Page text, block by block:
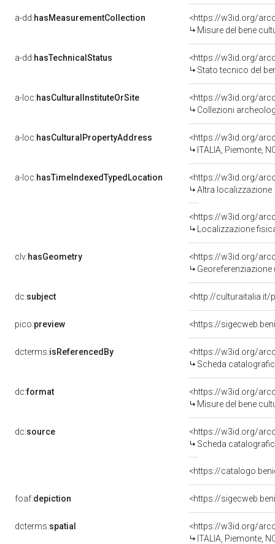
a-dd:hasMeasurementCollection
<https://w3id.org/
Misure del bene
a-dd:hasTechnicalStatus
<https://w3id.org/
Stato tecnico del
a-loc:hasCulturalInstituteOrSite
<https://w3id.org/
Collezioni
a-loc:hasCulturalPropertyAddress
<https://w3id.org/
ITALIA, Piemonte,
a-loc:hasTimeIndexedTypedLocation
<https://w3id.org/
Altra localizzazione
<https://w3id.org/
Localizzazione
clv:hasGeometry
<https://w3id.org/
dc:subject <http://culturaitalia.it/
pico:preview <https://
dcterms:isReferencedBy
<https://w3id.org/
Scheda
dc:format
<https://w3id.org/
Misure del bene
dc:source
<https://w3id.org/
Scheda
<https://
foaf:depiction <https://
dcterms:spatial
<https://w3id.org/
ITALIA, Piemonte,